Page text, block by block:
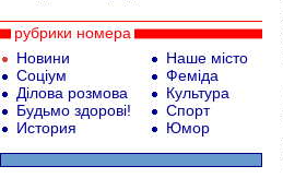
рубрики номера
Новини
Соціум
Ділова розмова
Будьмо здорові!
История
Наше місто
Феміда
Культура
Спорт
Юмор